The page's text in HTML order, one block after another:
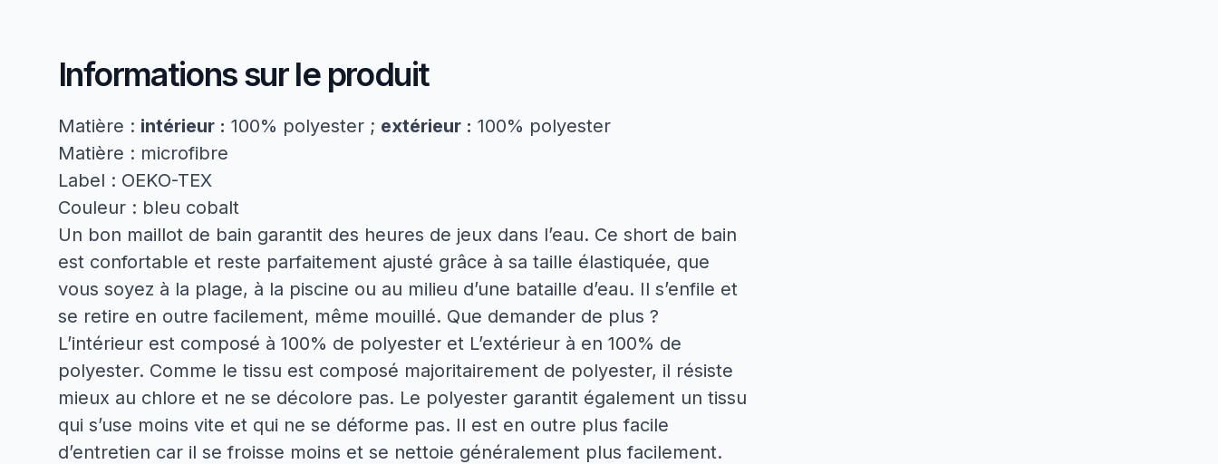
Informations sur le produit
Matière : intérieur : 100% polyester ; extérieur : 100% polyester
Matière : microfibre
Label : OEKO-TEX
Couleur : bleu cobalt
Un bon maillot de bain garantit des heures de jeux dans l’eau. Ce short de bain
est confortable et reste parfaitement ajusté grâce à sa taille élastiquée, que
vous soyez à la plage, à la piscine ou au milieu d’une bataille d’eau. Il s’enfile et
se retire en outre facilement, même mouillé. Que demander de plus ?
L’intérieur est composé à 100% de polyester et L’extérieur à en 100% de
polyester. Comme le tissu est composé majoritairement de polyester, il résiste
mieux au chlore et ne se décolore pas. Le polyester garantit également un tissu
qui s’use moins vite et qui ne se déforme pas. Il est en outre plus facile
d’entretien car il se froisse moins et se nettoie généralement plus facilement.